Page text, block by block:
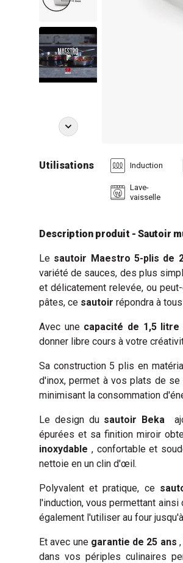
Utilisations Induction
Lave-
vaisselle
Description produit - Sautoir
Le sautoir Maestro 5-plis de
variété de sauces, des plus
et délicatement relevée, ou
pâtes, ce sautoir répondra à
Avec une capacité de 1,5 litre
donner libre cours à votre
Sa construction 5 plis en
d'inox, permet à vos plats de
minimisant la consommation
Le design du sautoir Beka
épurées et sa finition miroir
inoxydable , confortable et
nettoie en un clin d'œil.
Polyvalent et pratique, ce
l'induction, vous permettant
également l'utiliser au four
Et avec une garantie de 25 ans
dans vos périples culinaires